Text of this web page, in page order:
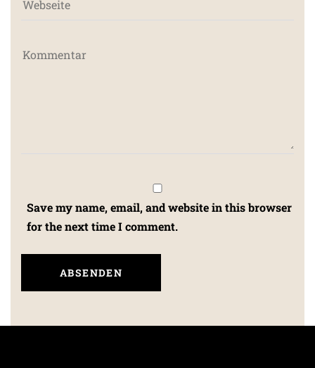
Save my name, email, and website in this browser
for the next time I comment.